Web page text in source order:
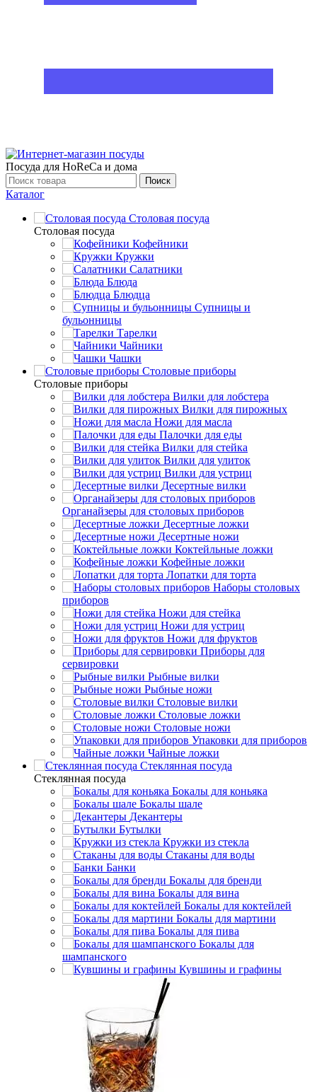
Посуда для HoReCa и дома
Поиск
Каталог
Столовая посуда
Столовая посуда
Кофейники
Кружки
Салатники
Блюда
Блюдца
Супницы и
бульонницы
Тарелки
Чайники
Чашки
Cтоловые приборы
Cтоловые приборы
Вилки для лобстера
Вилки для пирожных
Ножи для масла
Палочки для еды
Вилки для стейка
Вилки для улиток
Вилки для устриц
Десертные вилки
Органайзеры для столовых приборов
Десертные ложки
Десертные ножи
Коктейльные ложки
Кофейные ложки
Лопатки для торта
Наборы столовых
приборов
Ножи для стейка
Ножи для устриц
Ножи для фруктов
Приборы для
сервировки
Рыбные вилки
Рыбные ножи
Столовые вилки
Столовые ложки
Столовые ножи
Упаковки для приборов
Чайные ложки
Стеклянная посуда
Стеклянная посуда
Бокалы для коньяка
Бокалы шале
Декантеры
Бутылки
Кружки из стекла
Стаканы для воды
Банки
Бокалы для бренди
Бокалы для вина
Бокалы для коктейлей
Бокалы для мартини
Бокалы для пива
Бокалы для
шампанского
Кувшины и графины